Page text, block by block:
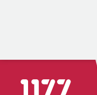
Till startsidan för